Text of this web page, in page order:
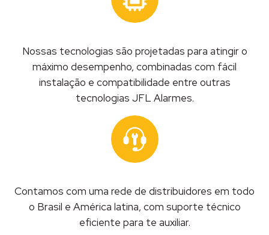
Nossas tecnologias são projetadas para atingir o
máximo desempenho, combinadas com fácil
instalação e compatibilidade entre outras
tecnologias JFL Alarmes.
Contamos com uma rede de distribuidores em todo
o Brasil e América latina, com suporte técnico
eficiente para te auxiliar.